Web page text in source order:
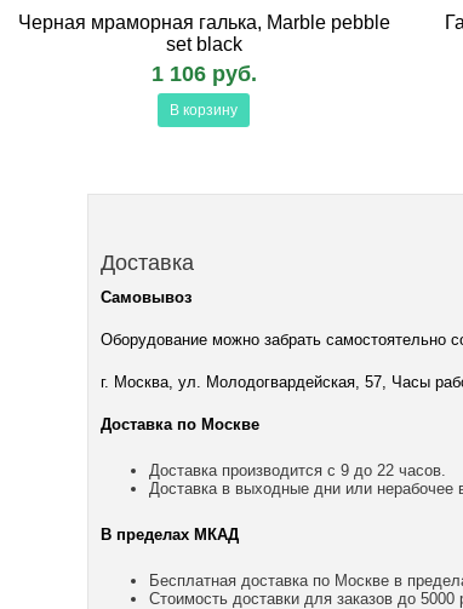
Черная мраморная галька, Marble pebble
set black
1 106 руб.
В корзину
Доставка
Самовывоз
Оборудование можно забрать самостоятельно
г. Москва, ул. Молодогвардейская, 57, Часы
Доставка по Москве
Доставка производится с 9 до 22 часов.
Доставка в выходные дни или нерабочее
В пределах МКАД
Бесплатная доставка по Москве в
Стоимость доставки для заказов до 5000